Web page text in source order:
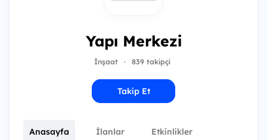
Yapı Merkezi
İnşaat · 839 takipçi
Takip Et
Anasayfa İlanlar Etkinlikler